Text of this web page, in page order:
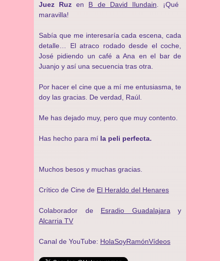
Juez Ruz en B de David Ilundain . ¡Qué
maravilla!
Sabía que me interesaría cada escena, cada
detalle… El atraco rodado desde el coche,
José pidiendo un café a Ana en el bar de
Juanjo y así una secuencia tras otra.
Por hacer el cine que a mí me entusiasma, te
doy las gracias. De verdad, Raúl.
Me has dejado muy, pero que muy contento.
Has hecho para mí la peli perfecta.
Muchos besos y muchas gracias.
Crítico de Cine de El Heraldo del Henares
Colaborador de Esradio Guadalajara y
Alcarria TV
Canal de YouTube: HolaSoyRamónVídeos